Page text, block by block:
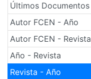
Últimos Documentos
Autor FCEN - Año
Autor FCEN - Revista
Año - Revista
Revista - Año